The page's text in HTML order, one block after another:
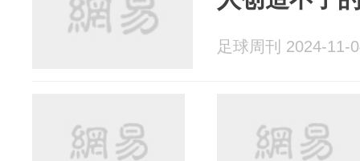
足球周刊 2024-11-